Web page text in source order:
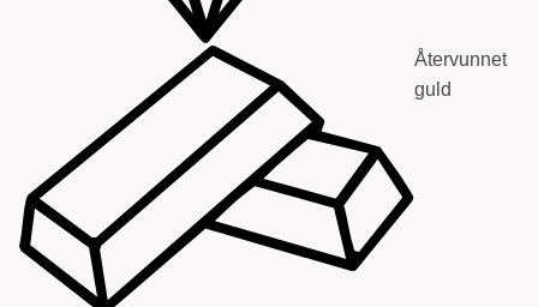
Återvunnet
guld